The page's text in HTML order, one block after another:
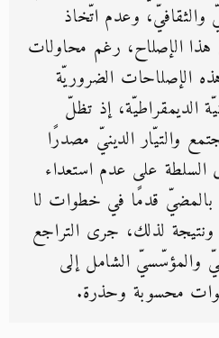
وعدم اتّخاذ
الإصلاح، رغم محاولات
الإصلاحات الضروريّة
الديمقراطيّة، إذ تظلّ
والتيّار الدينيّ مصدرًا
السلطة على عدم استعداء
بالمضيّ قدمًا في خطوات لا
لذلك، جرى التراجع
والمؤسّسيّ الشامل إلى
محسوبة وحذرة.